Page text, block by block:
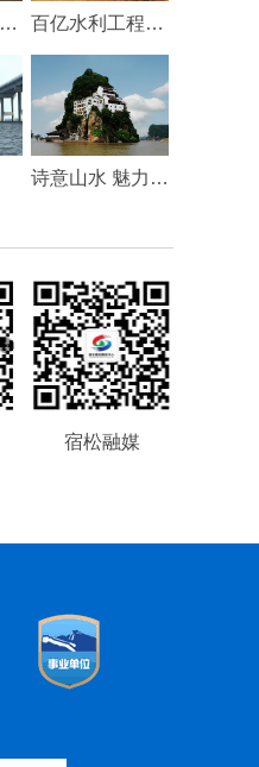
大美宿松丨华阳河湖群湿地成鸟类乐园 百亿水利工程——华阳河蓄滞洪区工程建设持续推进
诗意山水 魅力宿松
宿松融媒